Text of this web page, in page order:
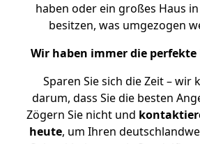
haben oder ein großes Haus
besitzen, was umgezogen
Wir haben immer die perfekte
Sparen Sie sich die Zeit – wir
darum, dass Sie die besten
Zögern Sie nicht und
heute, um Ihren